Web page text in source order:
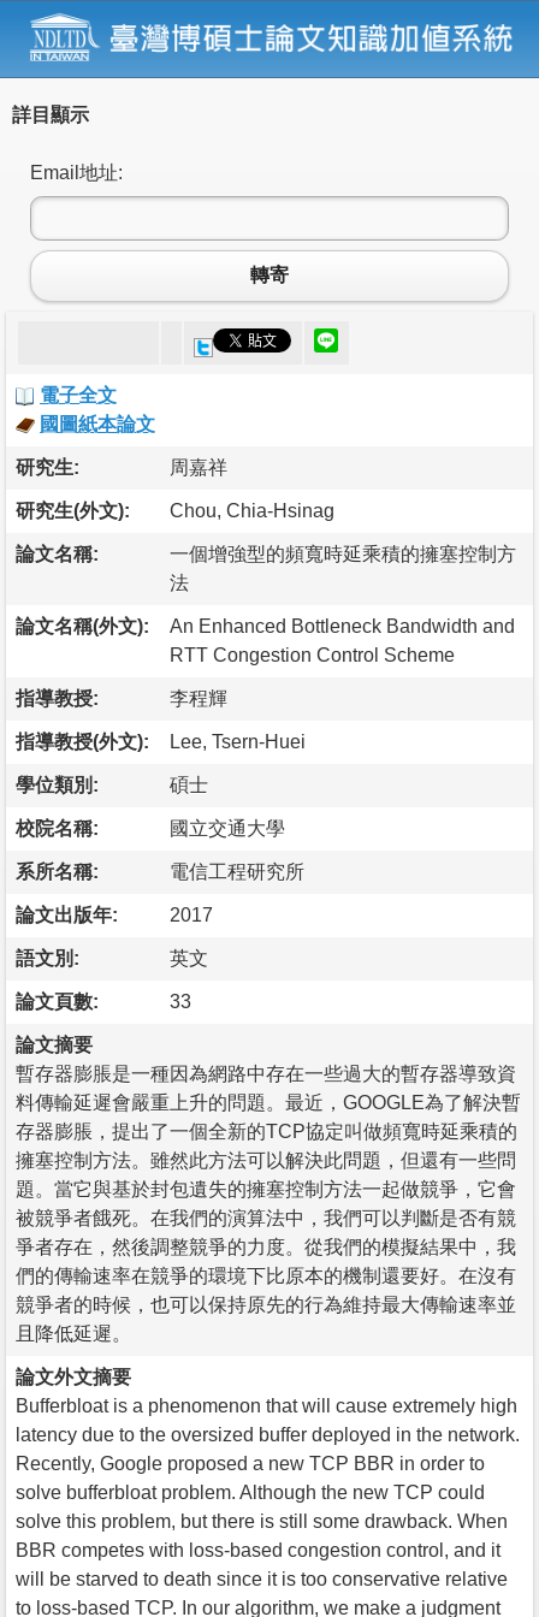
詳目顯示
Email地址:
轉寄
電子全文
國圖紙本論文
研究生: 周嘉祥
研究生(外文): Chou, Chia-Hsinag
論文名稱:
一個增強型的頻寬時延乘積的擁塞控制方
法
論文名稱(外文):
An Enhanced Bottleneck Bandwidth and
RTT Congestion Control Scheme
指導教授: 李程輝
指導教授(外文): Lee, Tsern-Huei
學位類別: 碩士
校院名稱: 國立交通大學
系所名稱: 電信工程研究所
論文出版年: 2017
語文別: 英文
論文頁數: 33
論文摘要
暫存器膨脹是一種因為網路中存在一些過大的暫存器導致資
料傳輸延遲會嚴重上升的問題。最近，GOOGLE為了解決暫
存器膨脹，提出了一個全新的TCP協定叫做頻寬時延乘積的
擁塞控制方法。雖然此方法可以解決此問題，但還有一些問
題。當它與基於封包遺失的擁塞控制方法一起做競爭，它會
被競爭者餓死。在我們的演算法中，我們可以判斷是否有競
爭者存在，然後調整競爭的力度。從我們的模擬結果中，我
們的傳輸速率在競爭的環境下比原本的機制還要好。在沒有
競爭者的時候，也可以保持原先的行為維持最大傳輸速率並
且降低延遲。
論文外文摘要
Bufferbloat is a phenomenon that will cause extremely high
latency due to the oversized buffer deployed in the network.
Recently, Google proposed a new TCP BBR in order to
solve bufferbloat problem. Although the new TCP could
solve this problem, but there is still some drawback. When
BBR competes with loss-based congestion control, and it
will be starved to death since it is too conservative relative
to loss-based TCP. In our algorithm, we make a judgment